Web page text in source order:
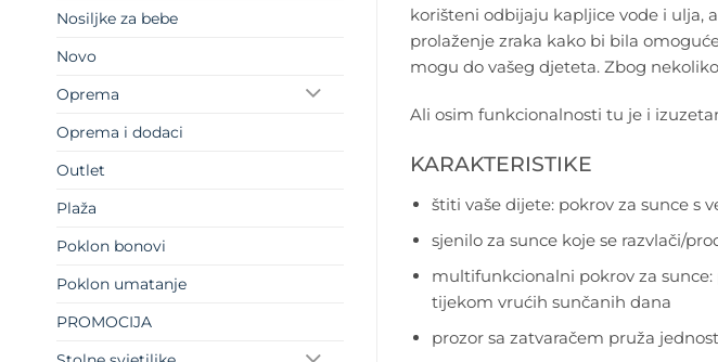
Nosiljke za bebe
Novo
Oprema
Oprema i dodaci
Outlet
Plaža
Poklon bonovi
Poklon umatanje
PROMOCIJA
korišteni odbijaju kapljice vode i ulja,
prolaženje zraka kako bi bila
mogu do vašeg djeteta. Zbog
Ali osim funkcionalnosti tu je i
KARAKTERISTIKE
štiti vaše dijete: pokrov za sunce s
sjenilo za sunce koje se razvlači/
multifunkcionalni pokrov za
tijekom vrućih sunčanih dana
prozor sa zatvaračem pruža